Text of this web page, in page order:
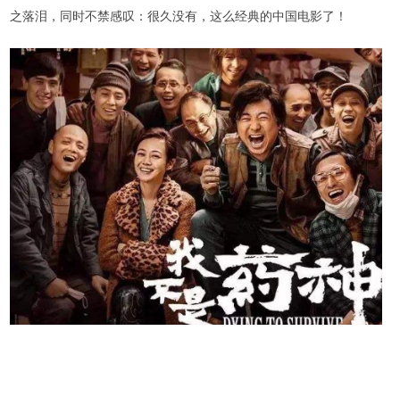
之落泪，同时不禁感叹：很久没有，这么经典的中国电影了！